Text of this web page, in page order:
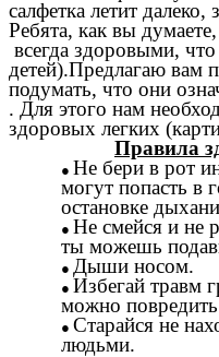
салфетка летит
Ребята, как вы
всегда здоровыми,
детей).Предлагаю вам
подумать, что они
. Для этого нам
здоровых легких
Правила
Не бери в рот
могут попасть в
остановке
Не смейся и не
ты можешь
Дыши носом.
Избегай травм
можно повредить
Старайся не
людьми.